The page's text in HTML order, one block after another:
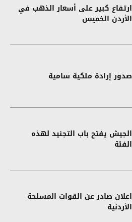
ارتفاع كبير على أسعار الذهب في
الأردن الخميس
صدور إرادة ملكية سامية
الجيش يفتح باب التجنيد لهذه
الفئة
اعلان صادر عن القوات المسلحة
الأردنية